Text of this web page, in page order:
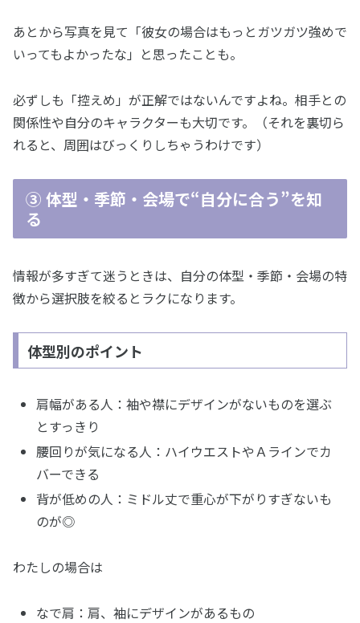
あとから写真を見て「彼女の場合はもっとガツガツ強めで
いってもよかったな」と思ったことも。
必ずしも「控えめ」が正解ではないんですよね。相手との
関係性や自分のキャラクターも大切です。（それを裏切ら
れると、周囲はびっくりしちゃうわけです）
③ 体型・季節・会場で“自分に合う”を知
る
情報が多すぎて迷うときは、自分の体型・季節・会場の特
徴から選択肢を絞るとラクになります。
体型別のポイント
肩幅がある人：袖や襟にデザインがないものを選ぶ
とすっきり
腰回りが気になる人：ハイウエストやＡラインでカ
バーできる
背が低めの人：ミドル丈で重心が下がりすぎないも
のが◎
わたしの場合は
なで肩：肩、袖にデザインがあるもの